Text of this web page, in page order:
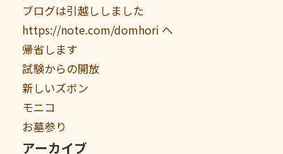
ブログは引越ししました
https://note.com/domhori へ
帰省します
試験からの開放
新しいズボン
モニコ
お墓参り
アーカイブ